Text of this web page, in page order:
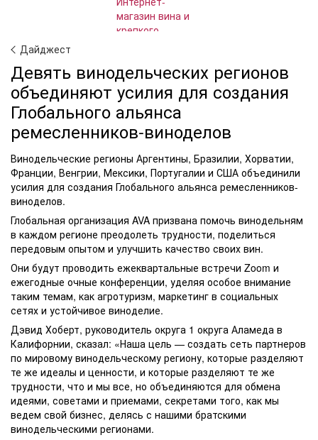
Дайджест
Девять винодельческих регионов
объединяют усилия для создания
Глобального альянса
ремесленников-виноделов
Винодельческие регионы Аргентины, Бразилии, Хорватии,
Франции, Венгрии, Мексики, Португалии и США объединили
усилия для создания Глобального альянса ремесленников-
виноделов.
Глобальная организация AVA призвана помочь винодельням
в каждом регионе преодолеть трудности, поделиться
передовым опытом и улучшить качество своих вин.
Они будут проводить ежеквартальные встречи Zoom и
ежегодные очные конференции, уделяя особое внимание
таким темам, как агротуризм, маркетинг в социальных
сетях и устойчивое виноделие.
Дэвид Хоберт, руководитель округа 1 округа Аламеда в
Калифорнии, сказал: «Наша цель — создать сеть партнеров
по мировому винодельческому региону, которые разделяют
те же идеалы и ценности, и которые разделяют те же
трудности, что и мы все, но объединяются для обмена
идеями, советами и приемами, секретами того, как мы
ведем свой бизнес, делясь с нашими братскими
винодельческими регионами.